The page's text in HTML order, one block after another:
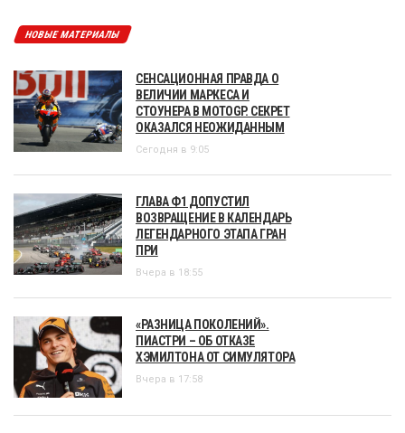
НОВЫЕ МАТЕРИАЛЫ
СЕНСАЦИОННАЯ ПРАВДА О
ВЕЛИЧИИ МАРКЕСА И
СТОУНЕРА В MOTOGP. СЕКРЕТ
ОКАЗАЛСЯ НЕОЖИДАННЫМ
Сегодня в 9:05
ГЛАВА Ф1 ДОПУСТИЛ
ВОЗВРАЩЕНИЕ В КАЛЕНДАРЬ
ЛЕГЕНДАРНОГО ЭТАПА ГРАН
ПРИ
Вчера в 18:55
«РАЗНИЦА ПОКОЛЕНИЙ».
ПИАСТРИ – ОБ ОТКАЗЕ
ХЭМИЛТОНА ОТ СИМУЛЯТОРА
Вчера в 17:58